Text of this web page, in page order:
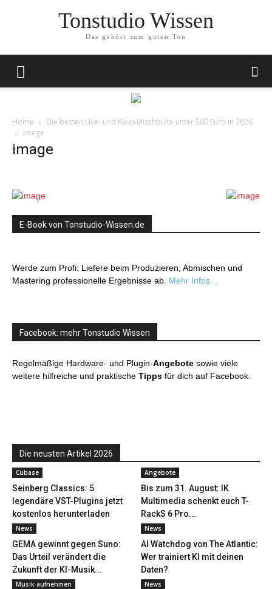
Tonstudio Wissen
Das gehört zum guten Ton
Home
Die besten Live- und Klein-Mischpulte unter 500 Euro in 2026
image
image
E-Book von Tonstudio-Wissen.de
Werde zum Profi: Liefere beim Produzieren, Abmischen und
Mastering professionelle Ergebnisse ab. Mehr Infos…
Facebook: mehr Tonstudio Wissen
Regelmäßige Hardware- und Plugin-Angebote sowie viele
weitere hilfreiche und praktische Tipps für dich auf Facebook.
Die neusten Artikel 2026
Cubase
Seinberg Classics: 5
legendäre VST-Plugins jetzt
kostenlos herunterladen
Angebote
Bis zum 31. August: IK
Multimedia schenkt euch T-
RackS 6 Pro...
News
GEMA gewinnt gegen Suno:
Das Urteil verändert die
Zukunft der KI-Musik...
News
AI Watchdog von The Atlantic:
Wer trainiert KI mit deinen
Daten?
Musik aufnehmen News